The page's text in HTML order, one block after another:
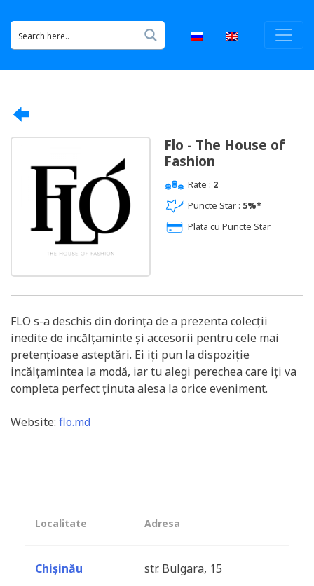
Flo - The House of
Fashion
Rate : 2
Puncte Star : 5%*
Plata cu Puncte Star
FLO s-a deschis din dorința de a prezenta colecții
inedite de incălțaminte și accesorii pentru cele mai
pretențioase asteptări. Ei iți pun la dispoziție
incălțamintea la modă, iar tu alegi perechea care iți va
completa perfect ținuta alesa la orice eveniment.
Website: flo.md
Localitate Adresa
Chișinău str. Bulgara, 15